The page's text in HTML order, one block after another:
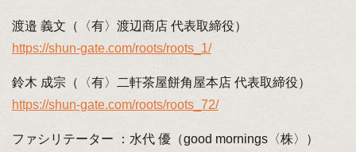
渡邉 義文（〈有〉渡辺商店 代表取締役）
https://shun-gate.com/roots/roots_1/
鈴木 成宗（〈有〉二軒茶屋餅角屋本店 代表取締役）
https://shun-gate.com/roots/roots_72/
ファシリテーター ：水代 優（good mornings〈株〉）